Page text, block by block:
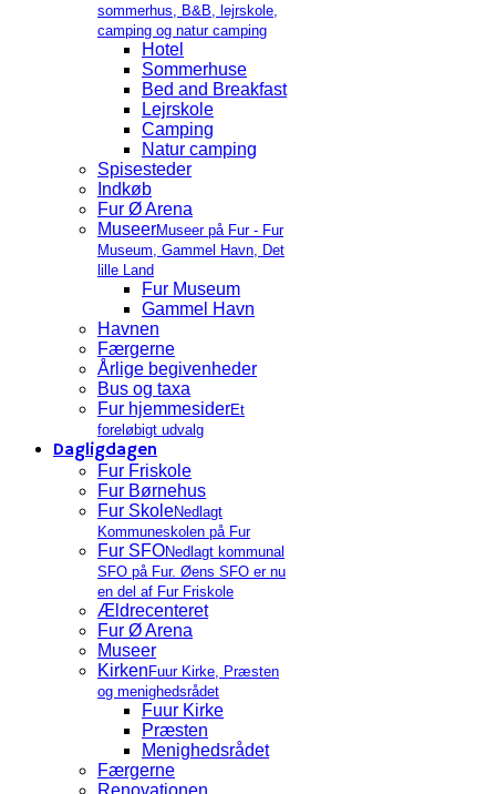
sommerhus, B&B, lejrskole,
camping og natur camping
Hotel
Sommerhuse
Bed and Breakfast
Lejrskole
Camping
Natur camping
Spisesteder
Indkøb
Fur Ø Arena
MuseerMuseer på Fur - Fur
Museum, Gammel Havn, Det
lille Land
Fur Museum
Gammel Havn
Havnen
Færgerne
Årlige begivenheder
Bus og taxa
Fur hjemmesiderEt
foreløbigt udvalg
Dagligdagen
Fur Friskole
Fur Børnehus
Fur SkoleNedlagt
Kommuneskolen på Fur
Fur SFONedlagt kommunal
SFO på Fur. Øens SFO er nu
en del af Fur Friskole
Ældrecenteret
Fur Ø Arena
Museer
Kirken Fuur Kirke, Præsten
og menighedsrådet
Fuur Kirke
Præsten
Menighedsrådet
Færgerne
Renovationen